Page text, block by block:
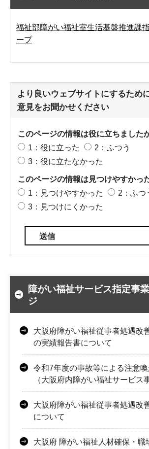
福祉部障がい福祉室生活基盤推進課
ープ
より良いウェブサイトにするため
意見をお聞かせください
このページの情報は役に立ちました
1：役に立った
2：ふつう
3：役に立たなかった
このページの情報は見つけやすかっ
1：見つけやすかった
2：ふつ
3：見つけにくかった
障がい福祉サービス指定事
ジ
大阪府障がい福祉従事者処遇改
の実績報告書について
令和7年度の事故等による注意
（大阪府内障がい福祉サービス
大阪府障がい福祉従事者処遇改
について
大阪府 障がい福祉人材確保・職